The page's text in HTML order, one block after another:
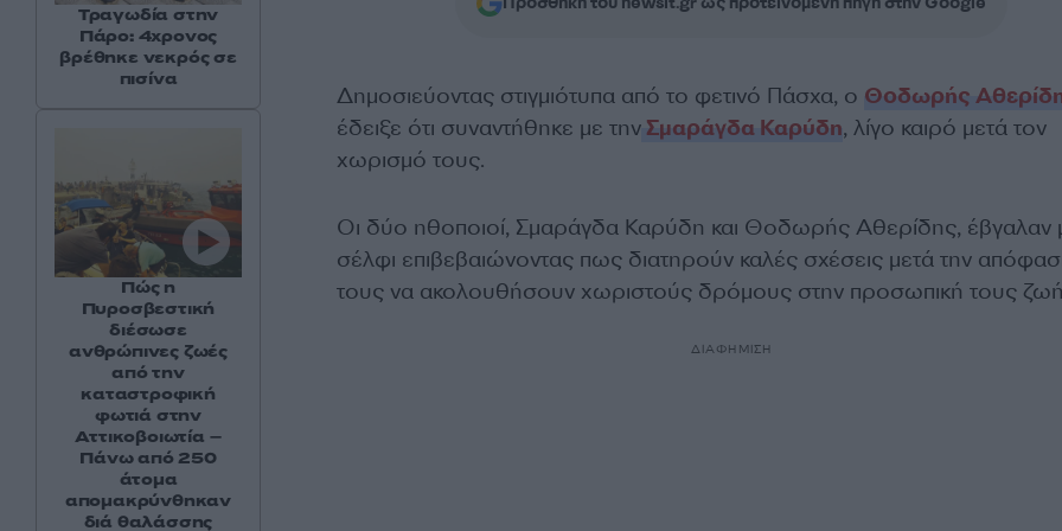
Δημοσιεύοντας στιγμιότυπα από το φετινό Πάσχα, ο Θοδωρής
έδειξε ότι συναντήθηκε με τηνΣμαράγδα Καρύδη, λίγο καιρό μετά τον
χωρισμό τους.
Οι δύο ηθοποιοί, Σμαράγδα Καρύδη και Θοδωρής Αθερίδης, έβγαλαν
σέλφι επιβεβαιώνοντας πως διατηρούν καλές σχέσεις μετά την
τους να ακολουθήσουν χωριστούς δρόμους στην προσωπική τους
ΔΙΑΦΗΜΙΣΗ
Τραγωδία στην
Πάρο: 4χρονος
βρέθηκε νεκρός σε
πισίνα
Πώς η
Πυροσβεστική
διέσωσε
ανθρώπινες ζωές
από την
καταστροφική
φωτιά στην
Αττικοβοιωτία –
Πάνω από 250
άτομα
απομακρύνθηκαν
διά θαλάσσης